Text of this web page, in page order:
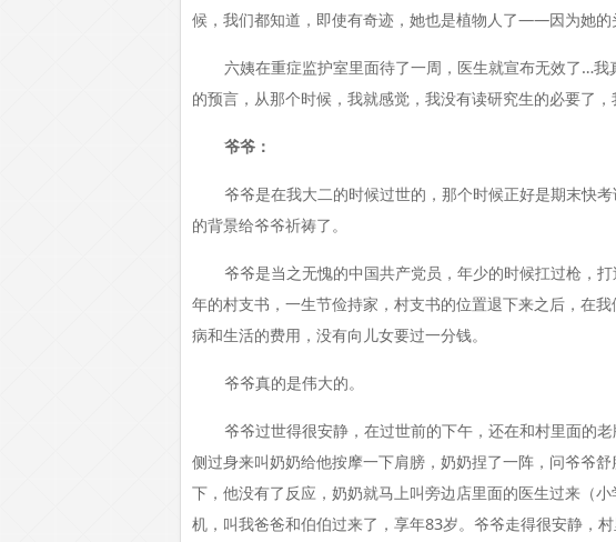
候，我们都知道，即使有奇迹，她也是植物人了——因为她的
六姨在重症监护室里面待了一周，医生就宣布无效了…
的预言，从那个时候，我就感觉，我没有读研究生的必要了，
爷爷：
爷爷是在我大二的时候过世的，那个时候正好是期末快
的背景给爷爷祈祷了。
爷爷是当之无愧的中国共产党员，年少的时候扛过枪，
年的村支书，一生节俭持家，村支书的位置退下来之后，在
病和生活的费用，没有向儿女要过一分钱。
爷爷真的是伟大的。
爷爷过世得很安静，在过世前的下午，还在和村里面的
侧过身来叫奶奶给他按摩一下肩膀，奶奶捏了一阵，问爷爷
下，他没有了反应，奶奶就马上叫旁边店里面的医生过来（
机，叫我爸爸和伯伯过来了，享年83岁。爷爷走得很安静，